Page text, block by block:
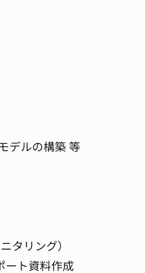
デルの構築 等
タリング）
ート資料作成